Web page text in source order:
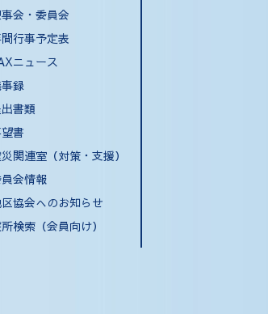
会・委員会
行事予定表
ニュース
録
書類
書
関連室（対策・支援）
会情報
協会へのお知らせ
検索（会員向け）